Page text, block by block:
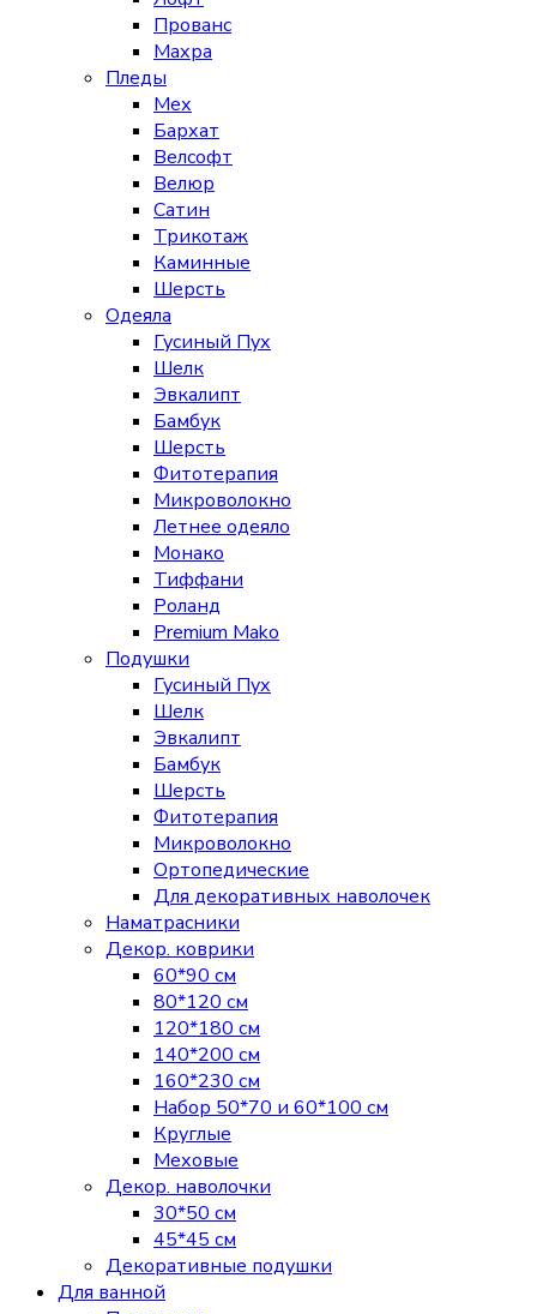
Прованс
Махра
Пледы
Мех
Бархат
Велсофт
Велюр
Сатин
Трикотаж
Каминные
Шерсть
Одеяла
Гусиный Пух
Шелк
Эвкалипт
Бамбук
Шерсть
Фитотерапия
Микроволокно
Летнее одеяло
Монако
Тиффани
Роланд
Premium Mako
Подушки
Гусиный Пух
Шелк
Эвкалипт
Бамбук
Шерсть
Фитотерапия
Микроволокно
Ортопедические
Для декоративных наволочек
Наматрасники
Декор. коврики
60*90 см
80*120 см
120*180 см
140*200 см
160*230 см
Набор 50*70 и 60*100 см
Круглые
Меховые
Декор. наволочки
30*50 см
45*45 см
Декоративные подушки
Для ванной